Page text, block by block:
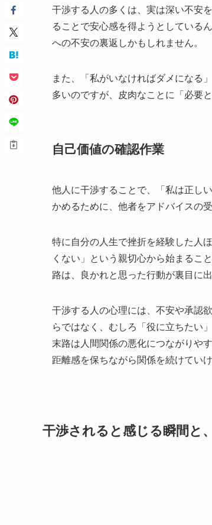
干渉する人の多くは、実は深い不安
ることで安心感を得ようとしている
への不安の裏返しかもしれません。
また、「私がいなければダメになる
多いのですが、皮肉なことに「必要
自己価値の確認作業
他人に干渉することで、「私は正し
かめるために、他者をアドバイスの
特に自分の人生で挫折を経験した人
くない」という親切心から始まるこ
路は、良かれと思った行動が裏目に
干渉する人の心理には、不安や承認
らではなく、むしろ「役に立ちたい
末路は人間関係の悪化につながりや
距離感を保ちながら関係を続けてい
干渉されると感じる瞬間と